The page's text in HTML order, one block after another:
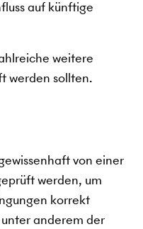
auf künftige
weitere
werden sollten.
von einer
werden, um
korrekt
anderem der